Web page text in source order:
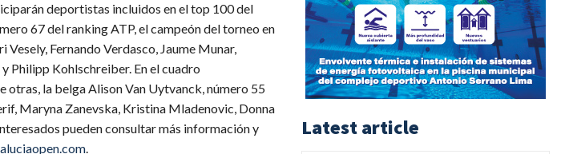
deportistas incluidos en el top 100 del
67 del ranking ATP, el campeón del torneo en
Fernando Verdasco, Jaume Munar,
Philipp Kohlschreiber. En el cuadro
otras, la belga Alison Van Uytvanck, número 55
Maryna Zanevska, Kristina Mladenovic, Donna
pueden consultar más información y
.
Latest article